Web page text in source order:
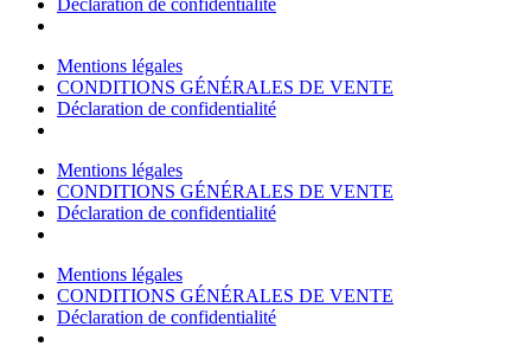
Mentions légales
CONDITIONS GÉNÉRALES DE VENTE
Déclaration de confidentialité
Mentions légales
CONDITIONS GÉNÉRALES DE VENTE
Déclaration de confidentialité
Mentions légales
CONDITIONS GÉNÉRALES DE VENTE
Déclaration de confidentialité